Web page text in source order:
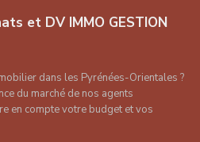
et DV IMMO GESTION
dans les Pyrénées-Orientales ?
du marché de nos agents
en compte votre budget et vos